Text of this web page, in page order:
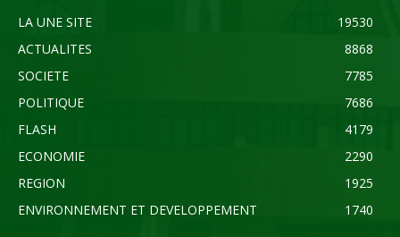
LA UNE SITE
19530
ACTUALITES
8868
SOCIETE
7785
POLITIQUE
7686
FLASH
4179
ECONOMIE
2290
REGION
1925
ENVIRONNEMENT ET DEVELOPPEMENT
1740